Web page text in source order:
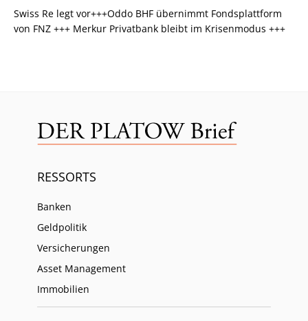
Swiss Re legt vor+++Oddo BHF übernimmt Fondsplattform
von FNZ +++ Merkur Privatbank bleibt im Krisenmodus +++
RESSORTS
Banken
Geldpolitik
Versicherungen
Asset Management
Immobilien